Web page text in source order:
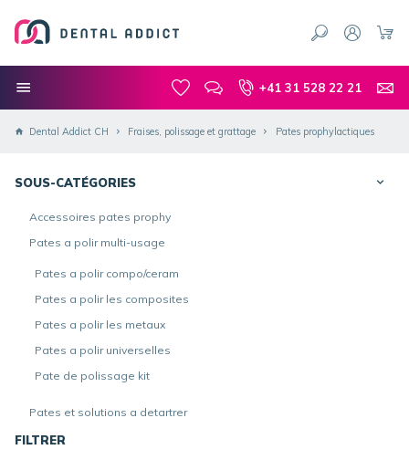
+41 31 528 22 21
Dental Addict CH Fraises, polissage et grattage Pates prophylactiques
SOUS-CATÉGORIES
Accessoires pates prophy
Pates a polir multi-usage
Pates a polir compo/ceram
Pates a polir les composites
Pates a polir les metaux
Pates a polir universelles
Pate de polissage kit
Pates et solutions a detartrer
FILTRER